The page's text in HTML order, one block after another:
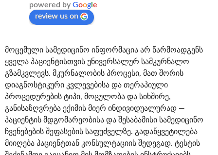
powered by Goog e
review us on
მოცემული სამედიცინო ინფორმაცია არ წარმოადგენს
ყველა პაციენტისთვის უნივერსალურ სამკურნალო
გზამკვლევს. მკურნალობის პროცესი, მათ შორის
დიაგნოსტიკური კვლევებისა და თერაპიული
პროცედურების ტიპი, მოცულობა და სიხშირე,
განისაზღვრება ექიმის მიერ ინდივიდუალურად —
პაციენტის მდგომარეობისა და შესაბამისი სამედიცინო
ჩვენებების შეფასების საფუძველზე. გადაწყვეტილება
მიიღება პაციენტთან კონსულტაციის შედეგად. ტესტის